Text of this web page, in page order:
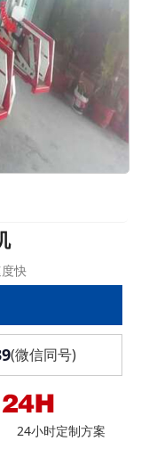
快
(微信同号)
24小时定制方案